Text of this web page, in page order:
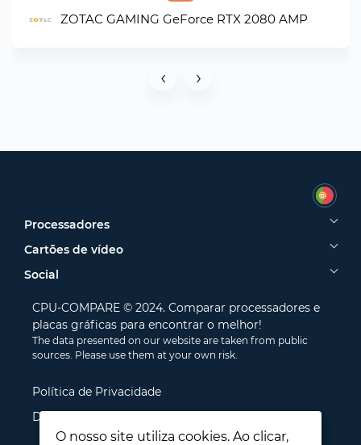
ZOTAC GAMING GeForce RTX 2080 AMP
‹ ›
Processadores
Cartões de vídeo
Social
CPU-COMPARE © 2024. Comparar processadores e
placas gráficas para encontrar o melhor!
The data presented on our website are taken from public
sources. Please use them at your own risk.
Política de Privacidade
Disclamer
O nosso site utiliza cookies. Ao clicar,